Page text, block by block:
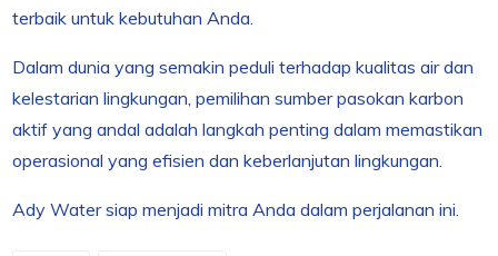
terbaik untuk kebutuhan Anda.
Dalam dunia yang semakin peduli terhadap kualitas air dan
kelestarian lingkungan, pemilihan sumber pasokan karbon
aktif yang andal adalah langkah penting dalam memastikan
operasional yang efisien dan keberlanjutan lingkungan.
Ady Water siap menjadi mitra Anda dalam perjalanan ini.